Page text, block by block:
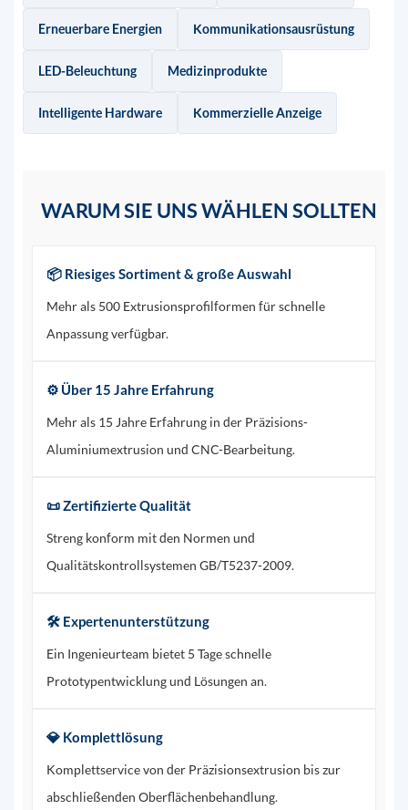
Erneuerbare Energien Kommunikationsausrüstung
LED-Beleuchtung Medizinprodukte
Intelligente Hardware Kommerzielle Anzeige
WARUM SIE UNS WÄHLEN SOLLTEN
📦 Riesiges Sortiment & große Auswahl
Mehr als 500 Extrusionsprofilformen für schnelle
Anpassung verfügbar.
⚙️ Über 15 Jahre Erfahrung
Mehr als 15 Jahre Erfahrung in der Präzisions-
Aluminiumextrusion und CNC-Bearbeitung.
📜 Zertifizierte Qualität
Streng konform mit den Normen und
Qualitätskontrollsystemen GB/T5237-2009.
🛠️ Expertenunterstützung
Ein Ingenieurteam bietet 5 Tage schnelle
Prototypentwicklung und Lösungen an.
💎 Komplettlösung
Komplettservice von der Präzisionsextrusion bis zur
abschließenden Oberflächenbehandlung.